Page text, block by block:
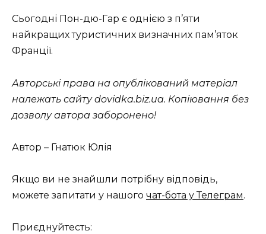
Сьогодні Пон-дю-Гар є однією з п’яти
найкращих туристичних визначних пам’яток
Франції.
Авторські права на опублікований матеріал
належать сайту dovidka.biz.ua. Копіювання без
дозволу автора заборонено!
Автор – Гнатюк Юлія
Якщо ви не знайшли потрібну відповідь,
можете запитати у нашого чат-бота у Телеграм.
Приєднуйтесть: